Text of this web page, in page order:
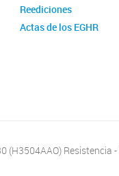
Reediciones
Actas de los EGHR
(H3504AAO) Resistencia